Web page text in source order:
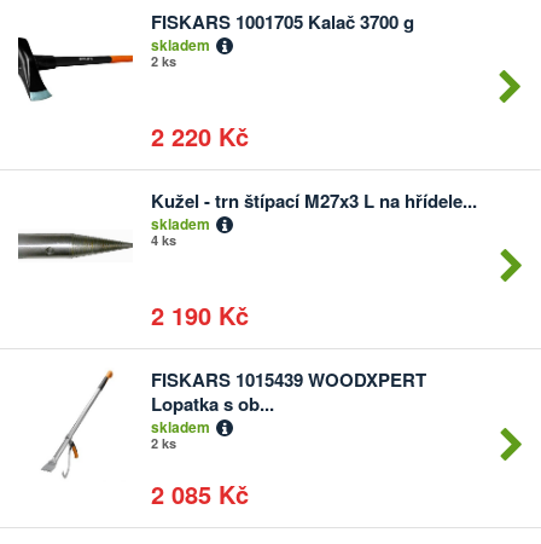
FISKARS 1001705 Kalač 3700 g
skladem
2 ks
2 220 Kč
Počet
kusů
Kužel - trn štípací M27x3 L na hřídele...
skladem
4 ks
2 190 Kč
Počet
kusů
FISKARS 1015439 WOODXPERT
Lopatka s ob...
skladem
2 ks
2 085 Kč
Počet
kusů